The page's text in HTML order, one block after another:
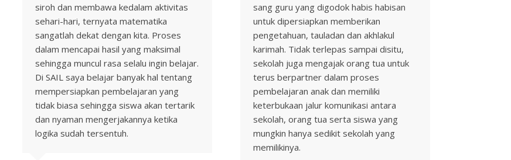
siroh dan membawa kedalam aktivitas
sehari-hari, ternyata matematika
sangatlah dekat dengan kita. Proses
dalam mencapai hasil yang maksimal
sehingga muncul rasa selalu ingin belajar.
Di SAIL saya belajar banyak hal tentang
mempersiapkan pembelajaran yang
tidak biasa sehingga siswa akan tertarik
dan nyaman mengerjakannya ketika
logika sudah tersentuh.
sang guru yang digodok habis habisan
untuk dipersiapkan memberikan
pengetahuan, tauladan dan akhlakul
karimah. Tidak terlepas sampai disitu,
sekolah juga mengajak orang tua untuk
terus berpartner dalam proses
pembelajaran anak dan memiliki
keterbukaan jalur komunikasi antara
sekolah, orang tua serta siswa yang
mungkin hanya sedikit sekolah yang
memilikinya.